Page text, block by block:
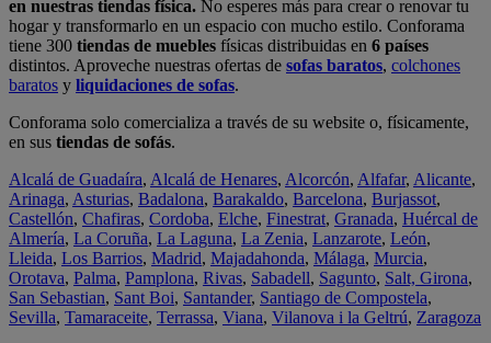
en nuestras tiendas física. No esperes más para crear o renovar tu
hogar y transformarlo en un espacio con mucho estilo. Conforama
tiene 300 tiendas de muebles físicas distribuidas en 6 países
distintos. Aproveche nuestras ofertas de sofas baratos, colchones
baratos y liquidaciones de sofas.
Conforama solo comercializa a través de su website o, físicamente,
en sus tiendas de sofás.
Alcalá de Guadaíra, Alcalá de Henares, Alcorcón, Alfafar, Alicante,
Arinaga, Asturias, Badalona, Barakaldo, Barcelona, Burjassot,
Castellón, Chafiras, Cordoba, Elche, Finestrat, Granada, Huércal de
Almería, La Coruña, La Laguna, La Zenia, Lanzarote, León,
Lleida, Los Barrios, Madrid, Majadahonda, Málaga, Murcia,
Orotava, Palma, Pamplona, Rivas, Sabadell, Sagunto, Salt, Girona,
San Sebastian, Sant Boi, Santander, Santiago de Compostela,
Sevilla, Tamaraceite, Terrassa, Viana, Vilanova i la Geltrú, Zaragoza